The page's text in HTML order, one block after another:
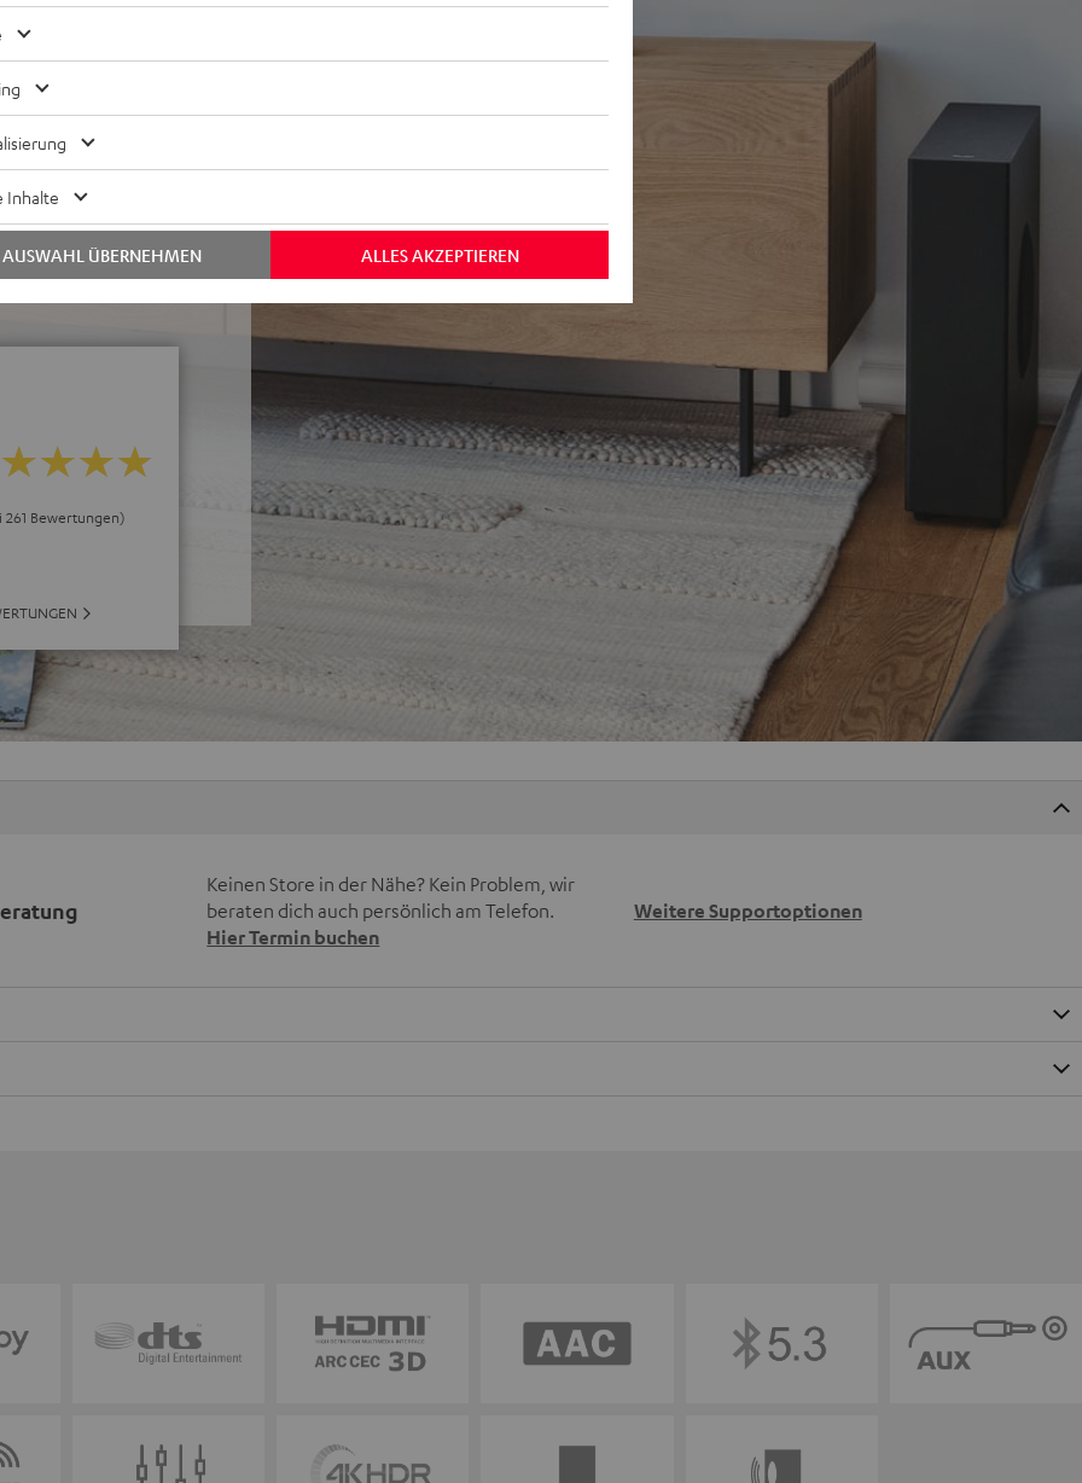
unterm Sofa oder
und Klangeinstellungen
Musik von Smartphone,
und 3D unterstützt,
Kabel-Anschluss
Frontgitter aus Metall,
AUX-In,
261 Bewertungen)
Keinen Store in der Nähe? Kein Problem, wir
beraten dich auch persönlich am Telefon.
Hier Termin buchen
Weitere Supportoptionen
Inhalte
ALLES AKZEPTIEREN
AUSWAHL ÜBERNEHMEN